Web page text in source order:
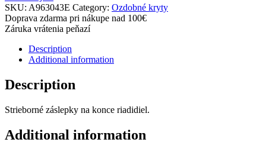
SKU: A963043E Category: Ozdobné kryty
Doprava zdarma pri nákupe nad 100€
Záruka vrátenia peňazí
Description
Additional information
Description
Strieborné záslepky na konce riadidiel.
Additional information